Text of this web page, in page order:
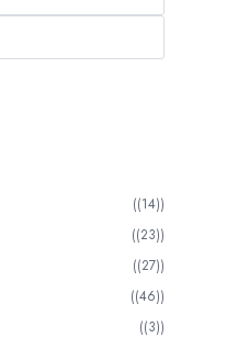
(14)
(23)
(27)
(46)
(3)